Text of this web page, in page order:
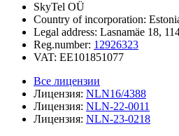
SkyTel OÜ
Country of incorporation:
Legal address: Lasnamäe 18,
Reg.number: 12926323
VAT: EE101851077
Все лицензии
Лицензия: NLN16/4388
Лицензия: NLN-22-0011
Лицензия: NLN-23-0218